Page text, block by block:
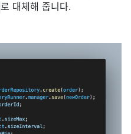
로 대체해 줍니다.